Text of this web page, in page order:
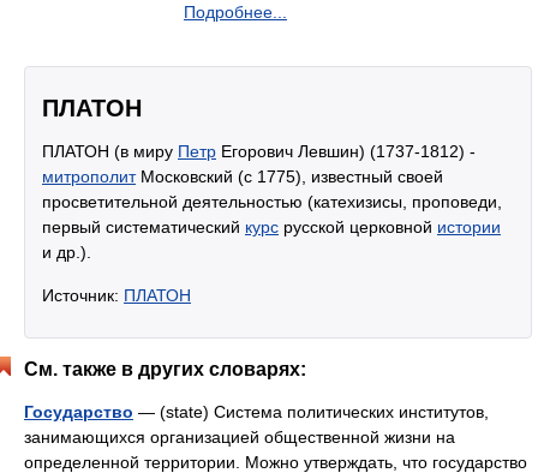
Подробнее...
ПЛАТОН
ПЛАТОН (в миру Петр Егорович Левшин) (1737-1812) -
митрополитМосковский (с 1775), известный своей
просветительной деятельностью (катехизисы, проповеди,
первый систематический курс русской церковной истории
и др.).
Источник: ПЛАТОН
См. также в других словарях:
Государство — (state) Система политических институтов,
занимающихся организацией общественной жизни на
определенной территории. Можно утверждать, что государство